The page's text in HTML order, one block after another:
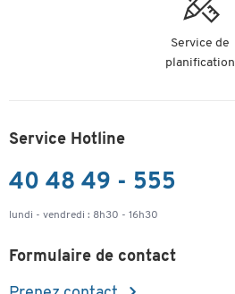
Service de
planification
Service Hotline
40 48 49 - 555
lundi - vendredi : 8h30 - 16h30
Formulaire de contact